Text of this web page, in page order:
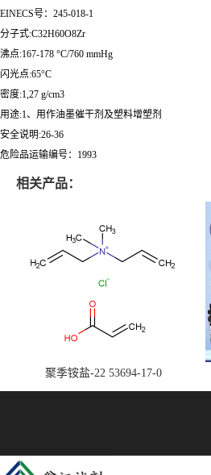
EINECS号：245-018-1
分子式:C32H60O8Zr
沸点:167-178 °C/760 mmHg
闪光点:65°C
密度:1,27 g/cm3
用途:1、用作油墨催干剂及塑料增塑剂
安全说明:26-36
危险品运输编号：1993
相关产品：
聚季铵盐-22 53694-17-0